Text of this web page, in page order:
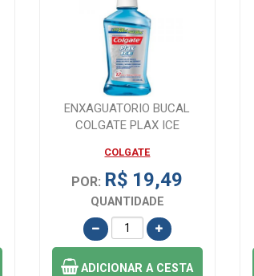
ENXAGUATORIO BUCAL
COLGATE PLAX ICE
COLGATE
POR: R$ 19,49
QUANTIDADE
ADICIONARA CESTA